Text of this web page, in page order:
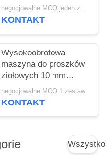
Hammer Mill Pulverizer
form Brightsail
negocjowalne MOQ:jeden zestaw
KONTAKT
Wysokoobrotowa
maszyna do proszków
ziołowych 10 mm
Radix Liquiritiae
Szlifowanie młyna
negocjowalne MOQ:1 zestaw
KONTAKT
Wszystko